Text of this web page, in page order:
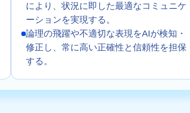
により、状況に即した最適なコミュニケ
ーションを実現する。
論理の飛躍や不適切な表現をAIが検知・
修正し、常に高い正確性と信頼性を担保
する。